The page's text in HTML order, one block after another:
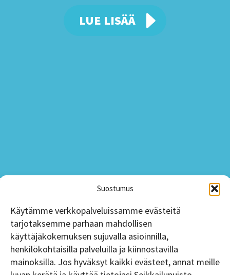
Suostumus
Käytämme verkkopalveluissamme evästeitä
tarjotaksemme parhaan mahdollisen
käyttäjäkokemuksen sujuvalla asioinnilla,
henkilökohtaisilla palveluilla ja kiinnostavilla
mainoksilla. Jos hyväksyt kaikki evästeet, annat meille
LUE LISÄÄ